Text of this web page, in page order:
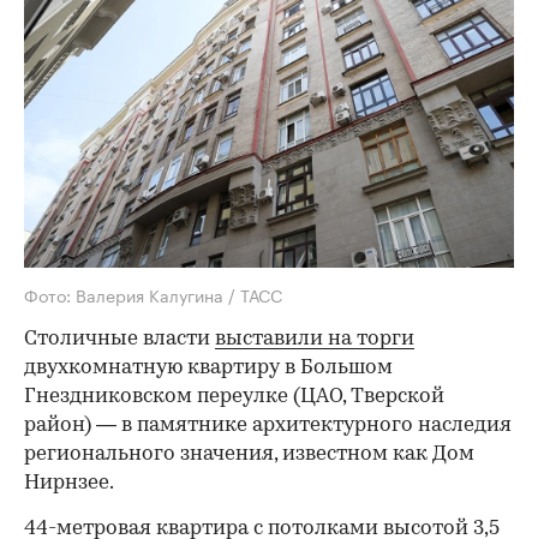
Фото: Валерия Калугина / ТАСС
Столичные власти выставили на торги
двухкомнатную квартиру в Большом
Гнездниковском переулке (ЦАО, Тверской
район) — в памятнике архитектурного наследия
регионального значения, известном как Дом
Нирнзее.
44-метровая квартира с потолками высотой 3,5